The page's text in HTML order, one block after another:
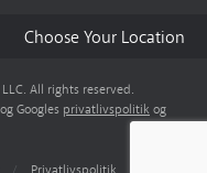
Choose Your Location
All rights reserved.
Googles privatlivspolitik og